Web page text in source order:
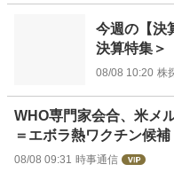
今週の【
決算特集＞
08/08 10:20 株
WHO専門家会合、米メ
＝エボラ熱ワクチン候補
08/08 09:31 時事通信